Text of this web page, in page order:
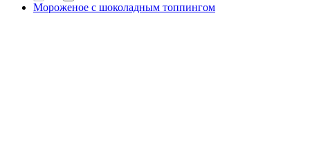
Мороженое с шоколадным топпингом